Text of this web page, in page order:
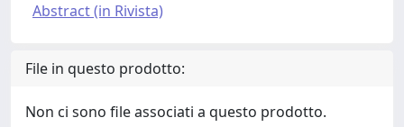
Abstract (in Rivista)
File in questo prodotto:
Non ci sono file associati a questo prodotto.